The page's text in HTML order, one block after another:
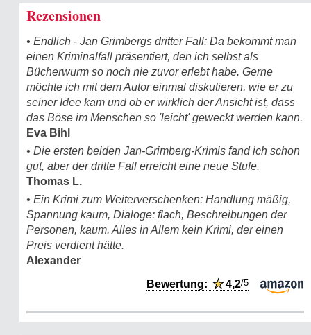
Rezensionen
• Endlich - Jan Grimbergs dritter Fall: Da bekommt man
einen Kriminalfall präsentiert, den ich selbst als
Bücherwurm so noch nie zuvor erlebt habe. Gerne
möchte ich mit dem Autor einmal diskutieren, wie er zu
seiner Idee kam und ob er wirklich der Ansicht ist, dass
das Böse im Menschen so 'leicht' geweckt werden kann.
Eva Bihl
• Die ersten beiden Jan-Grimberg-Krimis fand ich schon
gut, aber der dritte Fall erreicht eine neue Stufe.
Thomas L.
• Ein Krimi zum Weiterverschenken: Handlung mäßig,
Spannung kaum, Dialoge: flach, Beschreibungen der
Personen, kaum. Alles in Allem kein Krimi, der einen
Preis verdient hätte.
Alexander
Bewertung:★4,2/5